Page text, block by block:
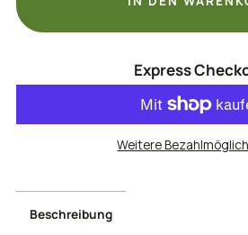
Menge
RepairGel
15
Menge
Skin
Express
Weitere
Beschreibung